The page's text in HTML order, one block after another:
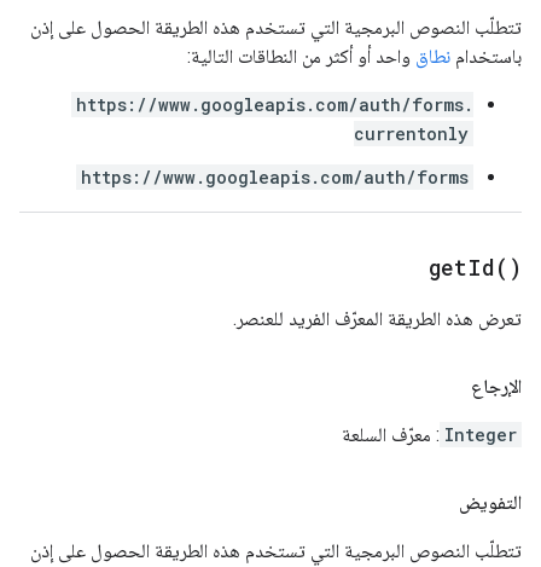
تتطلّب النصوص البرمجية التي تستخدم هذه الطريقة الحصول على إذن
باستخدام نطاق واحد أو أكثر من النطاقات التالية:
https://www.googleapis.com/auth/forms.
currentonly
https://www.googleapis.com/auth/forms
getId( )
تعرض هذه الطريقة المعرّف الفريد للعنصر.
الإرجاع
Integer : معرّف السلعة
التفويض
تتطلّب النصوص البرمجية التي تستخدم هذه الطريقة الحصول على إذن